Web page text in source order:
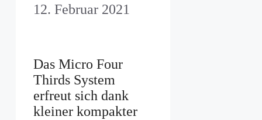
12. Februar 2021
Das Micro Four
Thirds System
erfreut sich dank
kleiner kompakter